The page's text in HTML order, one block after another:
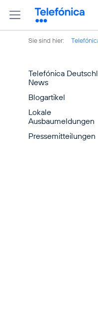
Sie sind hier:
Telefónica
News
Blogartikel
Lokale
Ausbaumeldungen
Pressemitteilungen